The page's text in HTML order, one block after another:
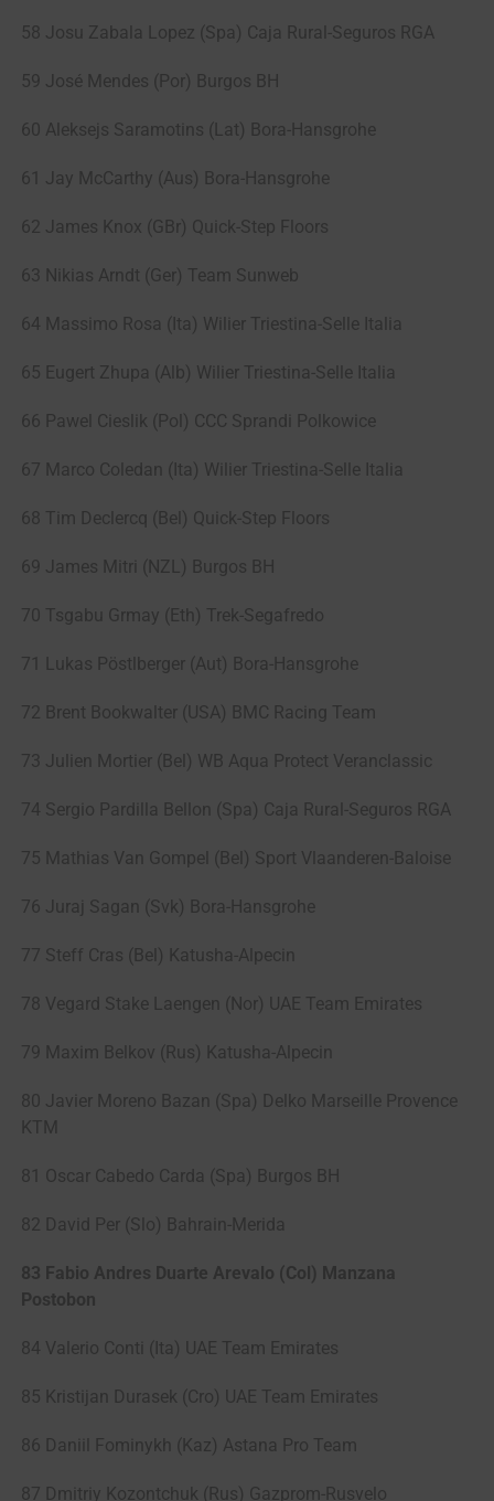
58 Josu Zabala Lopez (Spa) Caja Rural-Seguros RGA
59 José Mendes (Por) Burgos BH
60 Aleksejs Saramotins (Lat) Bora-Hansgrohe
61 Jay McCarthy (Aus) Bora-Hansgrohe
62 James Knox (GBr) Quick-Step Floors
63 Nikias Arndt (Ger) Team Sunweb
64 Massimo Rosa (Ita) Wilier Triestina-Selle Italia
65 Eugert Zhupa (Alb) Wilier Triestina-Selle Italia
66 Pawel Cieslik (Pol) CCC Sprandi Polkowice
67 Marco Coledan (Ita) Wilier Triestina-Selle Italia
68 Tim Declercq (Bel) Quick-Step Floors
69 James Mitri (NZL) Burgos BH
70 Tsgabu Grmay (Eth) Trek-Segafredo
71 Lukas Pöstlberger (Aut) Bora-Hansgrohe
72 Brent Bookwalter (USA) BMC Racing Team
73 Julien Mortier (Bel) WB Aqua Protect Veranclassic
74 Sergio Pardilla Bellon (Spa) Caja Rural-Seguros RGA
75 Mathias Van Gompel (Bel) Sport Vlaanderen-Baloise
76 Juraj Sagan (Svk) Bora-Hansgrohe
77 Steff Cras (Bel) Katusha-Alpecin
78 Vegard Stake Laengen (Nor) UAE Team Emirates
79 Maxim Belkov (Rus) Katusha-Alpecin
80 Javier Moreno Bazan (Spa) Delko Marseille Provence
KTM
81 Oscar Cabedo Carda (Spa) Burgos BH
82 David Per (Slo) Bahrain-Merida
83 Fabio Andres Duarte Arevalo (Col) Manzana
Postobon
84 Valerio Conti (Ita) UAE Team Emirates
85 Kristijan Durasek (Cro) UAE Team Emirates
86 Daniil Fominykh (Kaz) Astana Pro Team
87 Dmitriy Kozontchuk (Rus) Gazprom-Rusvelo